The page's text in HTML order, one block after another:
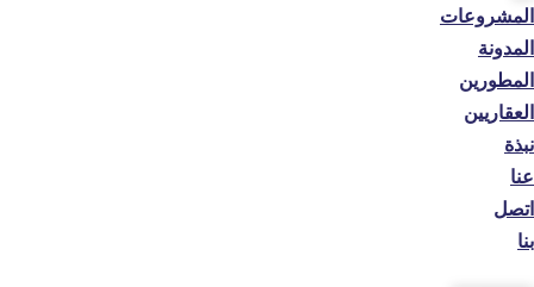
المشروعات
المدونة
المطورين
العقاريين
نبذة
عنا
اتصل
بنا